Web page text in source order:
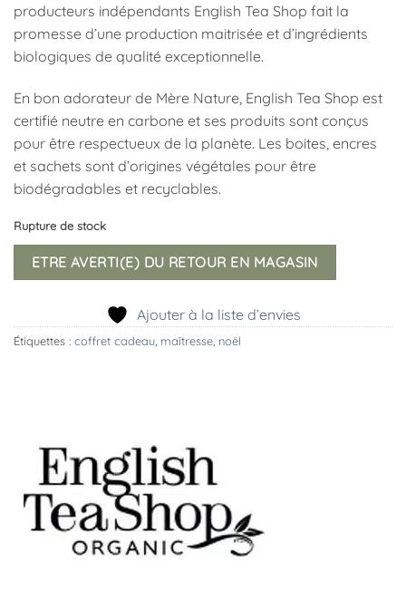
producteurs indépendants English Tea Shop fait la
promesse d’une production maitrisée et d’ingrédients
biologiques de qualité exceptionnelle.
En bon adorateur de Mère Nature, English Tea Shop est
certifié neutre en carbone et ses produits sont conçus
pour être respectueux de la planète. Les boites, encres
et sachets sont d’origines végétales pour être
biodégradables et recyclables.
Rupture de stock
ETRE AVERTI(E) DU RETOUR EN MAGASIN
Ajouter à la liste d’envies
Étiquettes : coffret cadeau maîtresse noël